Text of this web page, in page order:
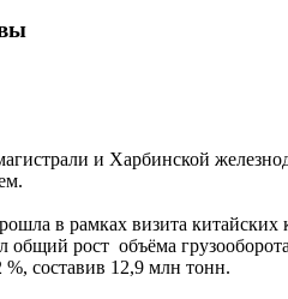
и Харбинской
в рамках визита
общий рост объёма
%, составив 12,9 млн тонн.